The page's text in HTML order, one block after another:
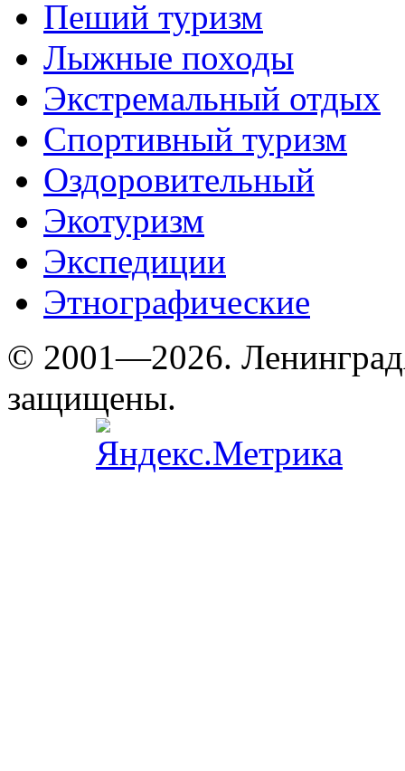
Пеший туризм
Лыжные походы
Экстремальный отдых
Спортивный туризм
Оздоровительный
Экотуризм
Экспедиции
Этнографические
© 2001—2026.
защищены.